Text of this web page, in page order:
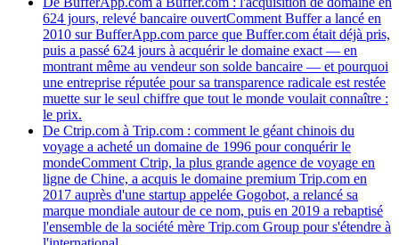
624 jours, relevé bancaire ouvertComment Buffer a lancé en
2010 sur BufferApp.com parce que Buffer.com était déjà pris,
puis a passé 624 jours à acquérir le domaine exact — en
montrant même au vendeur son solde bancaire — et pourquoi
une entreprise réputée pour sa transparence radicale est restée
muette sur le seul chiffre que tout le monde voulait connaître :
le prix.
De Ctrip.com à Trip.com : comment le géant chinois du
voyage a acheté un domaine de 1996 pour conquérir le
mondeComment Ctrip, la plus grande agence de voyage en
ligne de Chine, a acquis le domaine premium Trip.com en
2017 auprès d'une startup appelée Gogobot, a relancé sa
marque mondiale autour de ce nom, puis en 2019 a rebaptisé
l'ensemble de la société mère Trip.com Group pour s'étendre à